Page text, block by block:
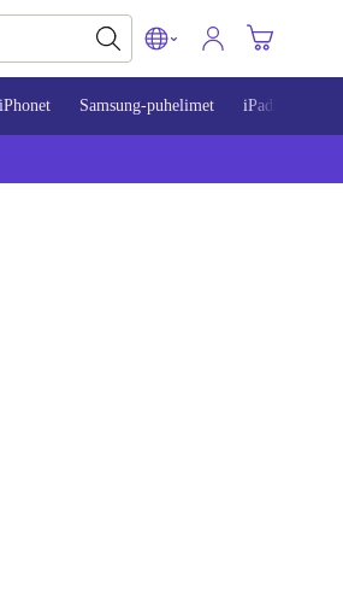
iPhonet Samsung-puhelimet iPadit